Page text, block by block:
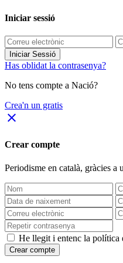
Iniciar sessió
Iniciar Sessió
Has oblidat la contrasenya?
No tens compte a Nació?
Crea'n un gratis
close
Crear compte
Periodisme en català, gràcies a
He llegit i entenc la política
Crear compte